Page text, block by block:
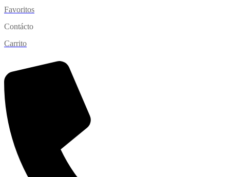
Favoritos
Contácto
Carrito